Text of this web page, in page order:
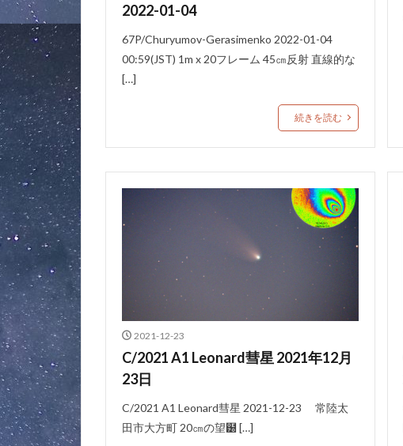
2022-01-04
67P/Churyumov-Gerasimenko 2022-01-04
00:59(JST) 1m x 20フレーム 45㎝反射 直線的な
[…]
続きを読む
2021-12-23
C/2021 A1 Leonard彗星 2021年12月
23日
C/2021 A1 Leonard彗星 2021-12-23 常陸太
田市大方町 20㎝の望๰ […]